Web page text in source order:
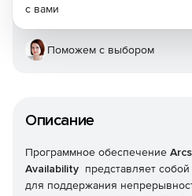
Описание
Программное обеспечение
Availability представляет
для поддержания
с вами
Поможем с выбором